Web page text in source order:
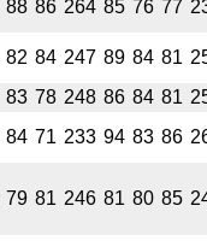
88 86 264 85 76 77
82 84 247 89 84 81
83 78 248 86 84 81
84 71 233 94 83 86
79 81 246 81 80 85